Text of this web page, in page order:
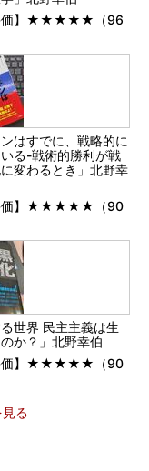
価】★★★★★（96
ンはすでに、戦略的に
る-戦術的勝利が戦
変わるとき」北野幸
評価】★★★★★（90
る世界 民主主義は生
か？」北野幸伯
評価】★★★★★（90
る